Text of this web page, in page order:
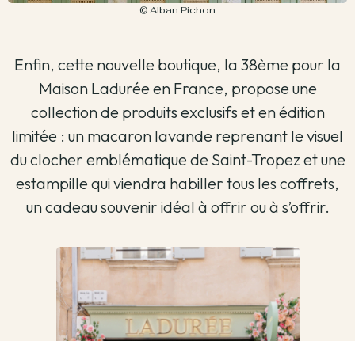
© Alban Pichon
Enfin, cette nouvelle boutique, la 38ème pour la
Maison Ladurée en France, propose une
collection de produits exclusifs et en édition
limitée : un macaron lavande reprenant le visuel
du clocher emblématique de Saint-Tropez et une
estampille qui viendra habiller tous les coffrets,
un cadeau souvenir idéal à offrir ou à s’offrir.